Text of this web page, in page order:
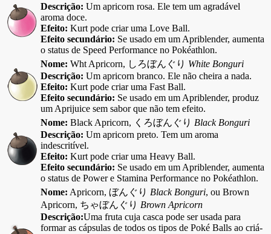
Descrição: Um apricorn rosa. Ele tem um agradável
aroma doce.
Efeito: Kurt pode criar uma Love Ball.
Efeito secundário: Se usado em um Apriblender, aumenta
o status de Speed Performance no Pokéathlon.
Nome: Wht Apricorn, しろぼんぐり White Bonguri
Descrição: Um apricorn branco. Ele não cheira a nada.
Efeito: Kurt pode criar uma Fast Ball.
Efeito secundário: Se usado em um Apriblender, produz
um Aprijuice sem sabor que não tem efeito.
Nome: Black Apricorn, くろぼんぐり Black Bonguri
Descrição: Um apricorn preto. Tem um aroma
indescritível.
Efeito: Kurt pode criar uma Heavy Ball.
Efeito secundário: Se usado em um Apriblender, aumenta
o status de Power e Stamina Performance no Pokéathlon.
Nome: Apricorn, ぼんぐり Black Bonguri, ou Brown
Apricorn, ちゃぼんぐり Brown Apricorn
Descrição:Uma fruta cuja casca pode ser usada para
formar as cápsulas de todos os tipos de Poké Balls ao criá-